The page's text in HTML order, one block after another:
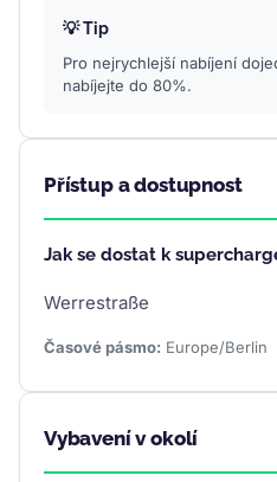
💡 Tip
Pro nejrychlejší nabíjení
nabíjejte do 80%.
Přístup a dostupnost
Jak se dostat k
Werrestraße
Časové pásmo: Europe/Berlin
Vybavení v okolí